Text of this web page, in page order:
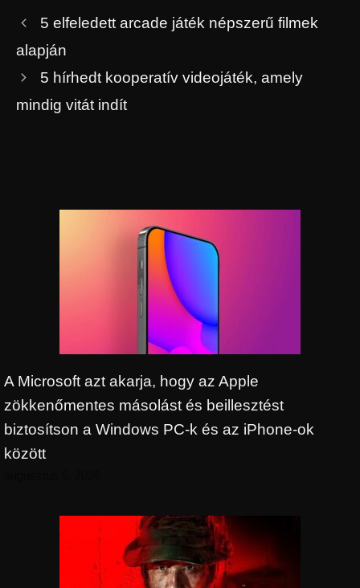
5 elfeledett arcade játék népszerű filmek
alapján
5 hírhedt kooperatív videojáték, amely
mindig vitát indít
A Microsoft azt akarja, hogy az Apple
zökkenőmentes másolást és beillesztést
biztosítson a Windows PC-k és az iPhone-ok
között